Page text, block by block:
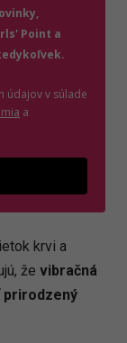
Point a
údajov v súlade
(otvorí sa v novom
a
krvi a
že vibračná
prirodzený